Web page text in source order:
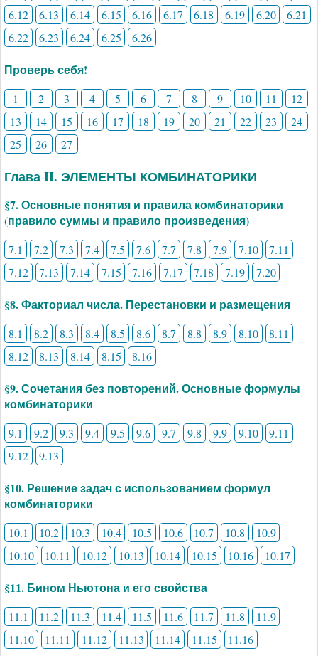
6.12
6.13 6.14 6.15 6.16 6.17 6.18 6.19 6.20
6.21
6.22
6.23 6.24 6.25 6.26
Проверь себя!
1 2 3 4 5 6 7 8 9 10 11
12
13
14 15 16 17 18 19 20 21 22 23
24
25
26 27
Глава II. ЭЛЕМЕНТЫ КОМБИНАТОРИКИ
§7. Основные понятия и правила комбинаторики
(правило суммы и правило произведения)
7.1 7.2 7.3 7.4 7.5 7.6 7.7 7.8 7.9 7.10
7.11
7.12
7.13 7.14 7.15 7.16 7.17 7.18 7.19 7.20
§8. Факториал числа. Перестановки и размещения
8.1 8.2 8.3 8.4 8.5 8.6 8.7 8.8 8.9 8.10
8.11
8.12
8.13 8.14 8.15 8.16
§9. Сочетания без повторений. Основные формулы
комбинаторики
9.1 9.2 9.3 9.4 9.5 9.6 9.7 9.8 9.9 9.10
9.11
9.12
9.13
§10. Решение задач с использованием формул
комбинаторики
10.1 10.2 10.3 10.4 10.5 10.6 10.7 10.8
10.9
10.10
10.11 10.12 10.13 10.14 10.15 10.16 10.17
§11. Бином Ньютона и его свойства
11.1 11.2 11.3 11.4 11.5 11.6 11.7 11.8
11.9
11.10
11.11 11.12 11.13 11.14 11.15 11.16